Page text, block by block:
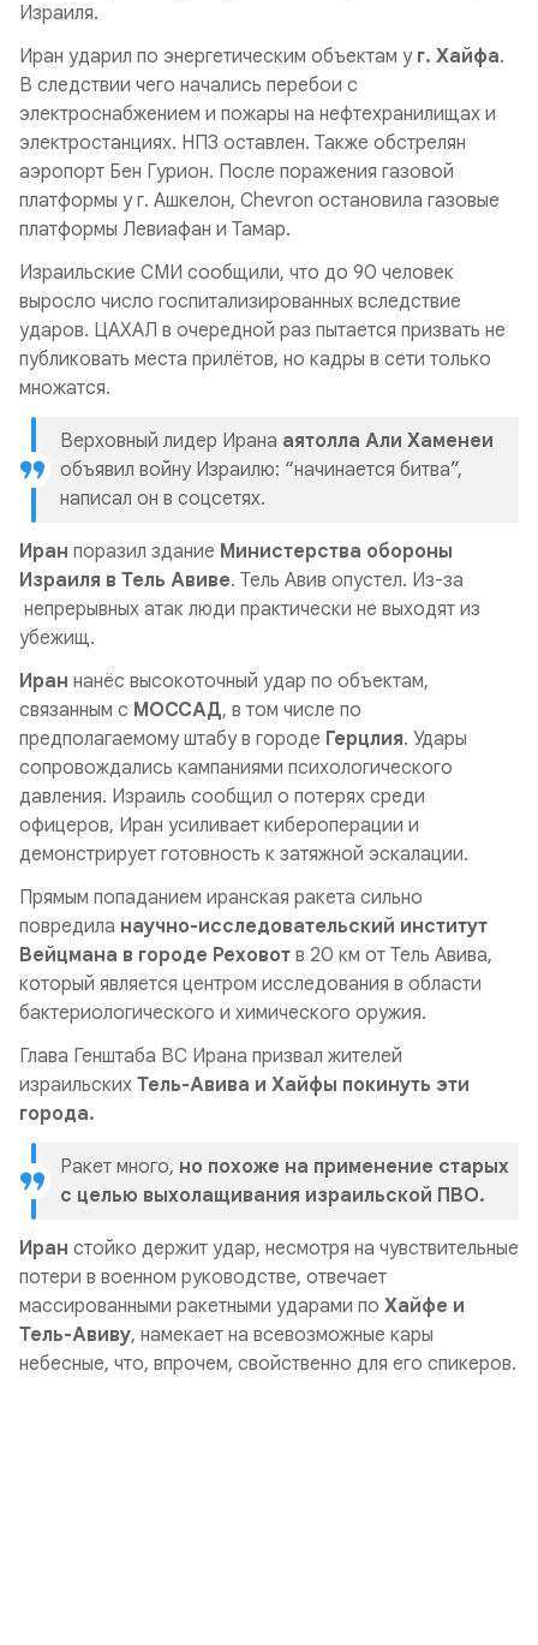
Израиля.
Иран ударил по энергетическим объектам уг. Хайфа.
В следствии чего начались перебои с
электроснабжением и пожары на нефтехранилищах и
электростанциях. НПЗ оставлен. Также обстрелян
аэропорт Бен Гурион. После поражения газовой
платформы у г. Ашкелон, Chevron остановила газовые
платформы Левиафан и Тамар.
Израильские СМИ сообщили, что до 90 человек
выросло число госпитализированных вследствие
ударов. ЦАХАЛ в очередной раз пытается призвать не
публиковать места прилётов, но кадры в сети только
множатся.
Верховный лидер Ирана аятолла Али Хаменеи
объявил войну Израилю: “начинается битва”,
написал он в соцсетях.
Иран поразил здание Министерства обороны
Израиля в Тель Авиве. Тель Авив опустел. Из-за
непрерывных атак люди практически не выходят из
убежищ.
Иран нанёс высокоточный удар по объектам,
связанным с МОССАД, в том числе по
предполагаемому штабу в городе Герцлия. Удары
сопровождались кампаниями психологического
давления. Израиль сообщил о потерях среди
офицеров, Иран усиливает кибероперации и
демонстрирует готовность к затяжной эскалации.
Прямым попаданием иранская ракета сильно
повредила научно-исследовательский институт
Вейцмана в городе Реховот в 20 км от Тель Авива,
который является центром исследования в области
бактериологического и химического оружия.
Глава Генштаба ВС Ирана призвал жителей
израильских Тель-Авива и Хайфы покинуть эти
города.
Ракет много, но похоже на применение старых
с целью выхолащивания израильской ПВО.
Иран стойко держит удар, несмотря на чувствительные
потери в военном руководстве, отвечает
массированными ракетными ударами по Хайфе и
Тель-Авиву, намекает на всевозможные кары
небесные, что, впрочем, свойственно для его спикеров.